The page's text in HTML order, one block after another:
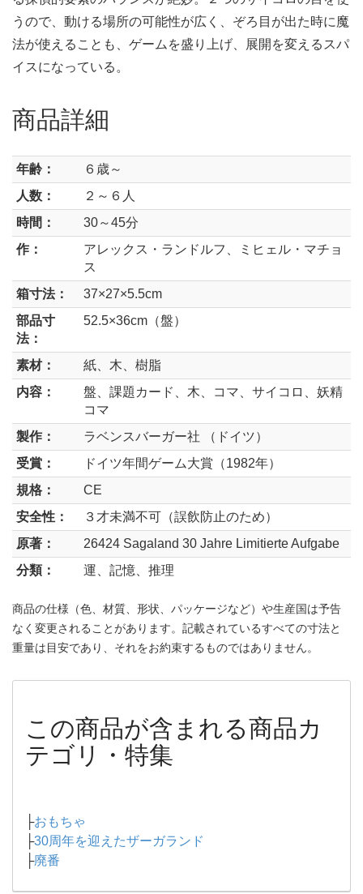
うので、動ける場所の可能性が広く、ぞろ目が出た時に魔
法が使えることも、ゲームを盛り上げ、展開を変えるスパ
イスになっている。
商品詳細
年齢：
６歳～
人数：
２～６人
時間：
30～45分
作：
アレックス・ランドルフ、ミヒェル・マチョ
ス
箱寸法：
37×27×5.5cm
部品寸
法：
52.5×36cm（盤）
素材：
紙、木、樹脂
内容：
盤、課題カード、木、コマ、サイコロ、妖精
コマ
製作：
ラベンスバーガー社 （ドイツ）
受賞：
ドイツ年間ゲーム大賞（1982年）
規格：
CE
安全性：
３才未満不可（誤飲防止のため）
原著：
26424 Sagaland 30 Jahre Limitierte Aufgabe
分類：
運、記憶、推理
商品の仕様（色、材質、形状、パッケージなど）や生産国は予告
なく変更されることがあります。記載されているすべての寸法と
重量は目安であり、それをお約束するものではありません。
この商品が含まれる商品カ
テゴリ・特集
├おもちゃ
├30周年を迎えたザーガランド
├廃番